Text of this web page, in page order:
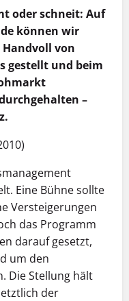
oder schneit: Auf
können wir
von
gestellt und beim
–
Eine Bühne sollte
Versteigerungen
das Programm
darauf gesetzt,
um den
Die Stellung hält
der